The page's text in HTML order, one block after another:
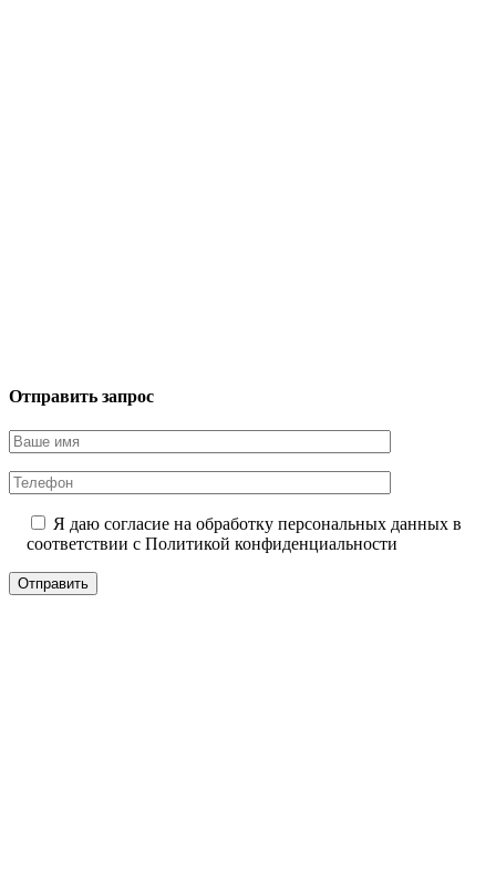
Отправить запрос
Я даю согласие на обработку персональных данных в
соответствии с Политикой конфиденциальности